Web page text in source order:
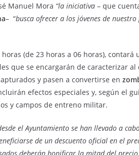
Manuel Mora “la iniciativa – que
– “busca ofrecer a los jóvenes de
(de 23 horas a 06 horas), contará
que se encargarán de caracterizar al
y pasen a convertirse en
efectos especiales y, según el
y campos de entreno militar.
el Ayuntamiento se han llevado a
de un descuento oficial en el